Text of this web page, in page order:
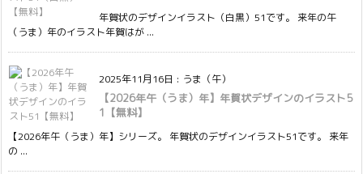
年賀状のデザインイラスト（白黒）51です。 来年の午
（うま）年のイラスト年賀はが ...
2025年11月16日 : うま（午）
【2026年午（うま）年】年賀状デザインのイラスト5
1【無料】
【2026年午（うま）年】シリーズ。 年賀状のデザインイラスト51です。 来年
の ...